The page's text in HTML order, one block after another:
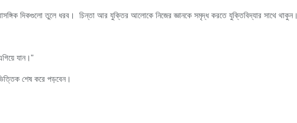
দিকগুলো তুলে ধরব। চিন্তা আর যুক্তির আলোকে নিজের জ্ঞানকে সমৃদ্ধ করতে যুক্তিবিদ্যার সাথে থাকুন।
যান।”
শেষ করে পড়বেন।